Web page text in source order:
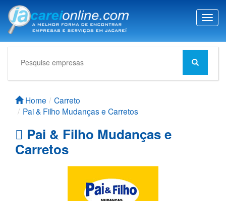
T
o
g
g
n
Home
Carreto
Pai & Filho Mudanças e Carretos
Pai & Filho Mudanças e
Carretos